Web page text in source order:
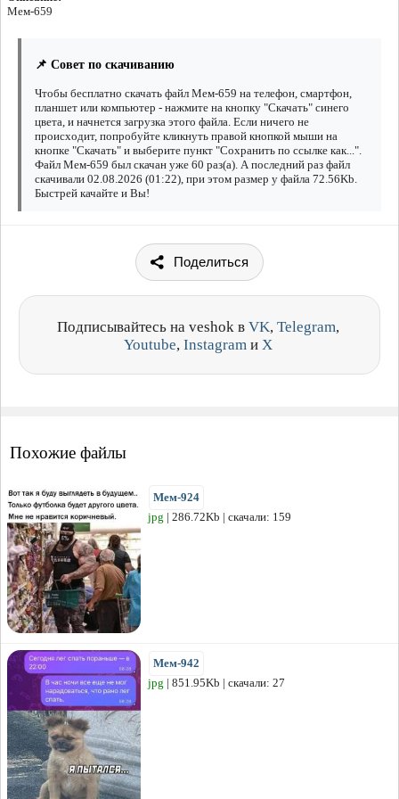
Мем-659
📌 Совет по скачиванию
Чтобы бесплатно скачать файл Мем-659 на телефон, смартфон,
планшет или компьютер - нажмите на кнопку "Скачать" синего
цвета, и начнется загрузка этого файла. Если ничего не
происходит, попробуйте кликнуть правой кнопкой мыши на
кнопке "Скачать" и выберите пункт "Сохранить по ссылке как...".
Файл Мем-659 был скачан уже 60 раз(а). А последний раз файл
скачивали 02.08.2026 (01:22), при этом размер у файла 72.56Kb.
Быстрей качайте и Вы!
Поделиться
Подписывайтесь на veshok в VK, Telegram,
Youtube, Instagram и X
Похожие файлы
Мем-924
jpg | 286.72Kb | скачали: 159
Мем-942
jpg | 851.95Kb | скачали: 27